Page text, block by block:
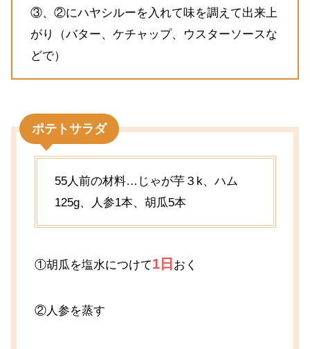
③、②にハヤシルーを入れて味を調えて出来上
がり（バター、ケチャップ、ウスターソースな
どで）
ポテトサラダ
55人前の材料…じゃが芋３k、ハム
125g、人参1本、胡瓜5本
①胡瓜を塩水につけて1日 おく
②人参を蒸す